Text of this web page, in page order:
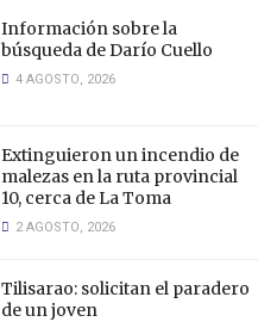
Información sobre la
búsqueda de Darío Cuello
4 AGOSTO, 2026
Extinguieron un incendio de
malezas en la ruta provincial
10, cerca de La Toma
2 AGOSTO, 2026
Tilisarao: solicitan el paradero
de un joven